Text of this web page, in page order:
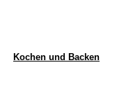
Kochen und Backen